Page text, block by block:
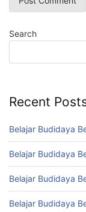
Search
Recent
Belajar Budidaya
Belajar Budidaya
Belajar Budidaya
Belajar Budidaya